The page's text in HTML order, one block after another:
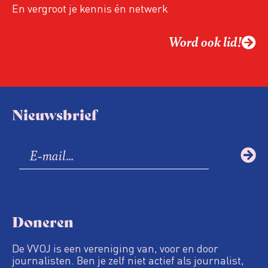
En vergroot je kennis én netwerk
Word ook lid!
Nieuwsbrief
Doneren
De VVOJ is een vereniging van, voor en door
journalisten. Ben je zelf niet actief als journalist,